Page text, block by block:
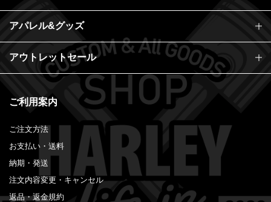
ご利用案内
ご注文方法
お支払い・送料
納期・発送
注文内容変更・キャンセル
返品・返金規約
アパレル&グッズ
アウトレットセール